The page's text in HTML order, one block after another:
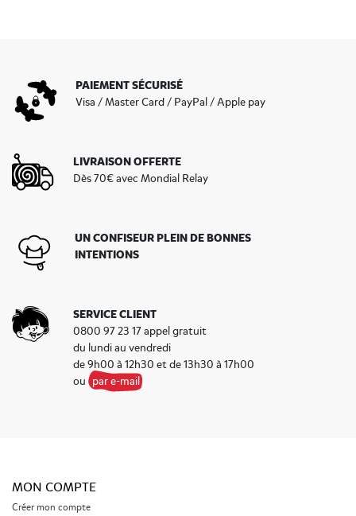
PAIEMENT SÉCURISÉ
Visa / Master Card / PayPal / Apple pay
LIVRAISON OFFERTE
Dès 70€ avec Mondial Relay
UN CONFISEUR PLEIN DE BONNES
INTENTIONS
SERVICE CLIENT
0800 97 23 17 appel gratuit
du lundi au vendredi
de 9h00 à 12h30 et de 13h30 à 17h00
ou par e-mail
MON COMPTE
Créer mon compte